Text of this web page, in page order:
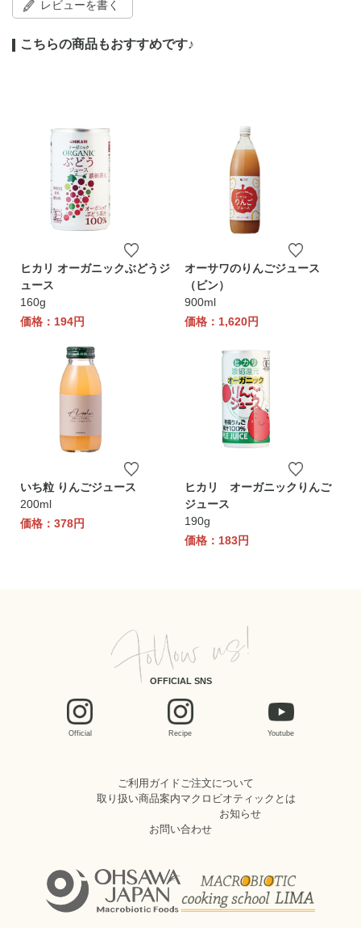
レビューを書く
こちらの商品もおすすめです♪
ヒカリ オーガニックぶどうジ
ュース
160g
価格：194円
オーサワのりんごジュース
（ビン）
900ml
価格：1,620円
いち粒 りんごジュース
200ml
価格：378円
ヒカリ オーガニックりんご
ジュース
190g
価格：183円
OFFICIAL SNS
Official Recipe Youtube
ご利用ガイドご注文について
取り扱い商品案内マクロビオティックとは
お知らせ
お問い合わせ